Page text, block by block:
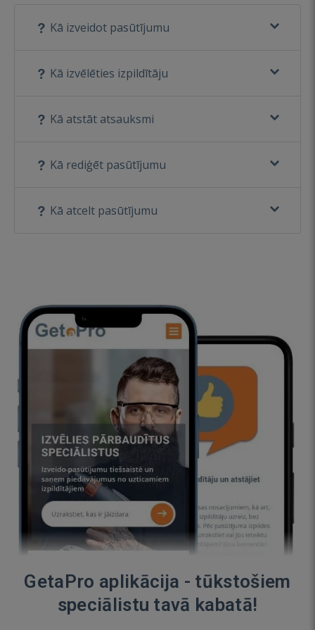
Kā izveidot pasūtījumu
Kā izvēlēties izpildītāju
Kā atstāt atsauksmi
Kā rediģēt pasūtījumu
Kā atcelt pasūtījumu
GetaPro aplikācija - tūkstošiem
speciālistu tavā kabatā!